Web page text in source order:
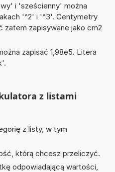
i 'sześcienny' można
'^2' i '^3'. Centymetry
zatem zapisywane jako cm2
zapisać 1,98e5. Litera
z listami
z listy, w tym
którą chcesz przeliczyć.
odpowiadającą wartości,